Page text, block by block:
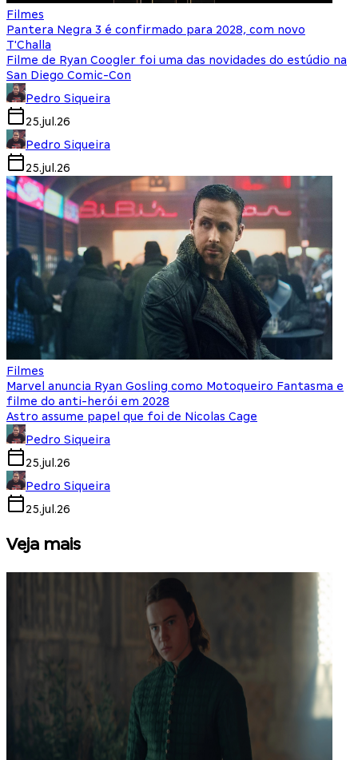
Filmes
Pantera Negra 3 é confirmado para 2028, com novo
T'Challa
Filme de Ryan Coogler foi uma das novidades do estúdio na
San Diego Comic-Con
Pedro Siqueira
25.jul.26
Pedro Siqueira
25.jul.26
Filmes
Marvel anuncia Ryan Gosling como Motoqueiro Fantasma e
filme do anti-herói em 2028
Astro assume papel que foi de Nicolas Cage
Pedro Siqueira
25.jul.26
Pedro Siqueira
25.jul.26
Veja mais